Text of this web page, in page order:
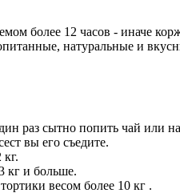
более 12 часов - иначе
натуральные и
раз сытно попить чай или на
вы его съедите.
кг и больше.
весом более 10 кг .